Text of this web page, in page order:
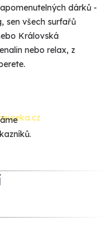
dárků -
sen všech surfařů
Královská
nebo relax, z